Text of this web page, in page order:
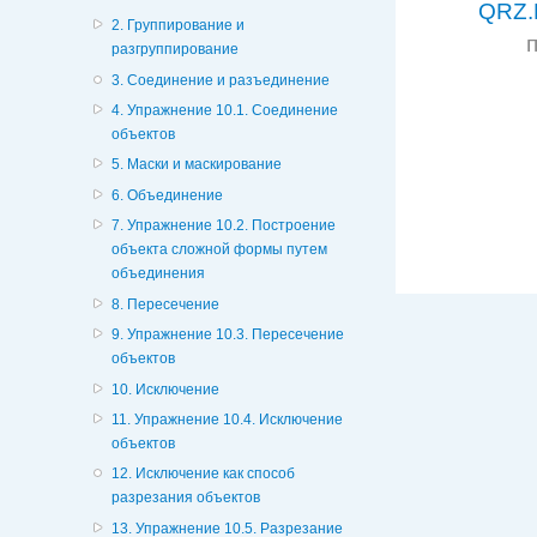
2. Группирование и
разгруппирование
3. Соединение и разъединение
4. Упражнение 10.1. Соединение
объектов
5. Маски и маскирование
6. Объединение
7. Упражнение 10.2. Построение
объекта сложной формы путем
объединения
8. Пересечение
9. Упражнение 10.3. Пересечение
объектов
10. Исключение
11. Упражнение 10.4. Исключение
объектов
12. Исключение как способ
разрезания объектов
13. Упражнение 10.5. Разрезание